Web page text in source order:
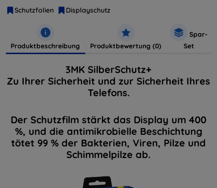
Schutzfolien
Displayschutz
Produktbeschreibung Produktbewertung (0)
Spar-
Set
3MK SilberSchutz+
Zu Ihrer Sicherheit und zur Sicherheit Ihres
Telefons.
Der Schutzfilm stärkt das Display um 400
%, und die antimikrobielle Beschichtung
tötet 99 % der Bakterien, Viren, Pilze und
Schimmelpilze ab.